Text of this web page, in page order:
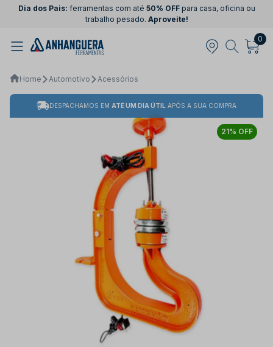
Dia dos Pais: ferramentas com até 50% OFFpara casa, oficina ou
trabalho pesado. Aproveite!
0
Home Automotivo Acessórios
DESPACHAMOS EM ATÉ UM DIA ÚTIL APÓS A SUA COMPRA
21% OFF